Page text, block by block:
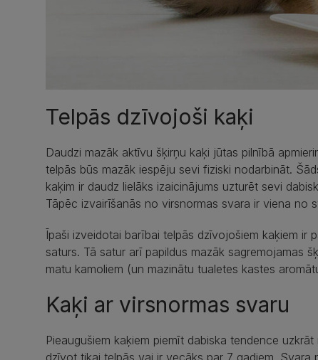
Telpās dzīvojoši kaķi
Daudzi mazāk aktīvu šķirņu kaķi jūtas pilnībā
telpās būs mazāk iespēju sevi fiziski nodarbināt.
kaķim ir daudz lielāks izaicinājums uzturēt sevi
Tāpēc izvairīšanās no virsnormas svara ir viena no
Īpaši izveidotai barībai telpās dzīvojošiem kaķiem ir
saturs. Tā satur arī papildus mazāk sagremojamas
matu kamoliem (un mazinātu tualetes kastes
Kaķi ar virsnormas svaru
Pieaugušiem kaķiem piemīt dabiska tendence